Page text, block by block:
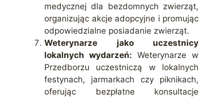
medycznej dla bezdomnych zwierząt,
organizując akcje adopcyjne i promując
odpowiedzialne posiadanie zwierząt.
Weterynarze jako uczestnicy
lokalnych wydarzeń: Weterynarze w
Przedborzu uczestniczą w lokalnych
festynach, jarmarkach czy piknikach,
oferując bezpłatne konsultacje